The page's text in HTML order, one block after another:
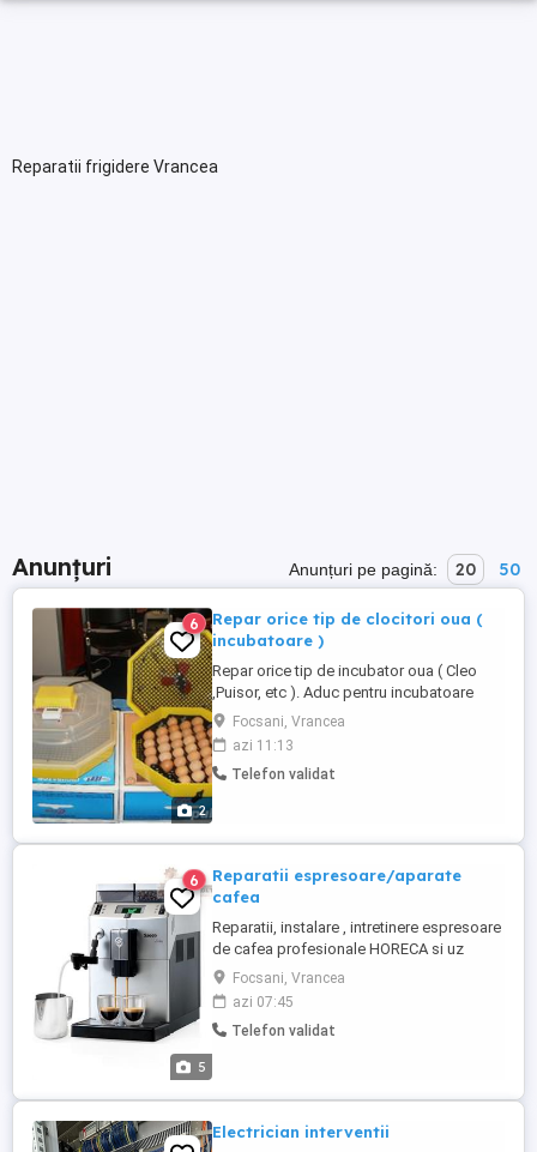
Reparatii frigidere Vrancea
Anunțuri Anunțuri pe pagină: 20 50
2
6
Repar orice tip de clocitori oua (
incubatoare )
Repar orice tip de incubator oua ( Cleo
,Puisor, etc ). Aduc pentru incubatoare
piese de schimb de calitate. Dau garantie
la reparatia efectuata. Primesc la reparat
incubatoare inclusiv din toata tara. Clientul
le poate trimite la mine prin posta ( curier
Focsani, Vrancea
azi 11:13
Telefon validat
5
6
Reparatii espresoare/aparate
cafea
Reparatii, instalare , intretinere espresoare
de cafea profesionale HORECA si uz
casnic. Reparatii, decalcifiere si intretinere
pentru aparate semiprofesionale de cafea
pentru birou si uz casnic...toate marcile cu
cafea boabe si capsule. Cantarim si
Focsani, Vrancea
azi 07:45
Telefon validat
Electrician interventii